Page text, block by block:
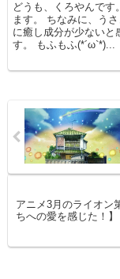
どうも、くろやんで
ます。 ちなみに、う
に癒し成分が少ないと
す。 もふもふ(*´ω`*)...
アニメ3月のライオン
ちへの愛を感じた！】